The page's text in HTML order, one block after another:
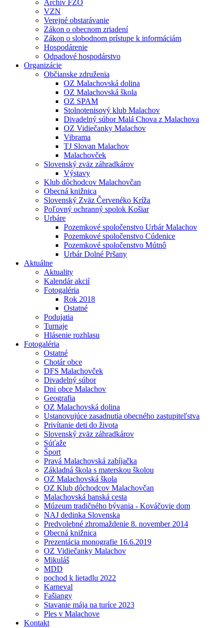
Archív FZO
VZN
Verejné obstarávanie
Zákon o obecnom zriadení
Zákon o slobodnom prístupe k informáciám
Hospodárenie
Odpadové hospodárstvo
Organizácie
Občianske združenia
OZ Malachovská dolina
OZ Malachovská škola
OZ SPAM
Stolnotenisový klub Malachov
Divadelný súbor Malá Chova z Malachova
OZ Vidiečanky Malachov
Vibrama
TJ Slovan Malachov
Malachovček
Slovenský zväz záhradkárov
Výstavy
Klub dôchodcov Malachovčan
Obecná knižnica
Slovenský Zväz Červenéko Kríža
Poľovný ochranný spolok Košiar
Urbáre
Pozemkové spoločenstvo Urbár Malachov
Pozemkové spoločenstvo Cúdenice
Pozemkové spoločenstvo Mútnô
Urbár Dolné Pršany
Aktuálne
Aktuality
Kalendár akcií
Fotogaléria
Rok 2018
Ostatné
Podujatia
Turnaje
Hlásenie rozhlasu
Fotogaléria
Ostatné
Chotár obce
DFS Malachovček
Divadelný súbor
Dni obce Malachov
Geografia
OZ Malachovská dolina
Ustanovujúce zasadnutia obecného zastupiteľstva
Privítanie deti do života
Slovenský zväz záhradkárov
Súťaže
Šport
Pravá Malachovská zabíjačka
Základná škola s materskou školou
OZ Malachovská škola
OZ Klub dôchodcov Malachovčan
Malachovská banská cesta
Múzeum tradičného bývania - Kováčovie dom
NAJ dedinka Slovenska
Predvolebné zhromaždenie 8. november 2014
Obecná knižnica
Prezentácia monografie 16.6.2019
OZ Vidiečanky Malachov
Mikuláš
MDD
pochod k lietadlu 2022
Karneval
Fašiangy
Stavanie mája na turíce 2023
Ples v Malachove
Kontakt